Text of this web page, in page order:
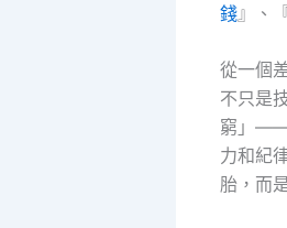
錢』、
從一個
不只是
窮」——
力和紀
胎，而